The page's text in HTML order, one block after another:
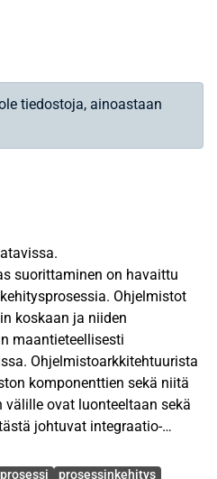
tiedostoja, ainoastaan
suorittaminen on havaittu
Ohjelmistot
koskaan ja niiden
maantieteellisesti
Ohjelmistoarkkitehtuurista
komponenttien sekä niitä
ovat luonteeltaan sekä
johtuvat integraatio-
prosessinkehitys